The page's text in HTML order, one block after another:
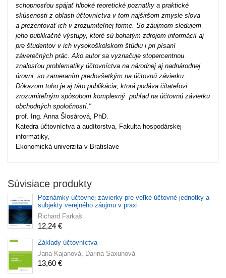
schopnosťou spájať hlboké teoretické poznatky a praktické
skúsenosti z oblasti účtovníctva v tom najširšom zmysle slova
a prezentovať ich v zrozumiteľnej forme. So záujmom sledujem
jeho publikačné výstupy, ktoré sú bohatým zdrojom informácií aj
pre študentov v ich vysokoškolskom štúdiu i pri písaní
záverečných prác. Ako autor sa vyznačuje stopercentnou
znalosťou problematiky účtovníctva na národnej aj nadnárodnej
úrovni, so zameraním predovšetkým na účtovnú závierku.
Dôkazom toho je aj táto publikácia, ktorá podáva čitateľovi
zrozumiteľným spôsobom komplexný pohľad na účtovnú závierku
obchodných spoločností."
prof. Ing. Anna Šlosárová, PhD.
Katedra účtovníctva a audítorstva, Fakulta hospodárskej
informatiky,
Ekonomická univerzita v Bratislave
Súvisiace produkty
Poznámky účtovnej závierky pre veľké účtovné jednotky a
subjekty verejného záujmu v praxi
Richard Farkaš
12,24 €
Základy účtovníctva
Jana Kajanová, Darina Saxunová
13,60 €